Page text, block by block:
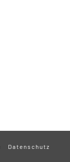
Datenschutz